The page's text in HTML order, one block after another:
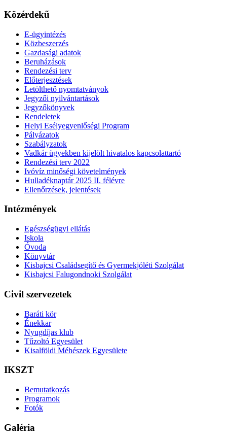
Közérdekű
E-ügyintézés
Közbeszerzés
Gazdasági adatok
Beruházások
Rendezési terv
Előterjesztések
Letölthető nyomtatványok
Jegyzői nyilvántartások
Jegyzőkönyvek
Rendeletek
Helyi Esélyegyenlőségi Program
Pályázatok
Szabályzatok
Vadkár ügyekben kijelölt hivatalos kapcsolattartó
Rendezési terv 2022
Ivóvíz minőségi követelmények
Hulladéknaptár 2025 II. félévre
Ellenőrzések, jelentések
Intézmények
Egészségügyi ellátás
Iskola
Óvoda
Könyvtár
Kisbajcsi Családsegítő és Gyermekjóléti Szolgálat
Kisbajcsi Falugondnoki Szolgálat
Civil szervezetek
Baráti kör
Énekkar
Nyugdíjas klub
Tűzoltó Egyesület
Kisalföldi Méhészek Egyesülete
IKSZT
Bemutatkozás
Programok
Fotók
Galéria